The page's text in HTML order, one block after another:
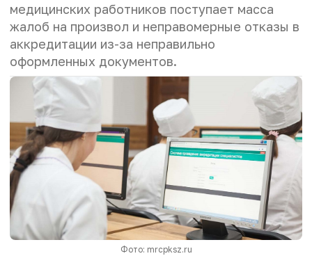
медицинских работников поступает масса
жалоб на произвол и неправомерные отказы в
аккредитации из-за неправильно
оформленных документов.
Фото: mrcpksz.ru